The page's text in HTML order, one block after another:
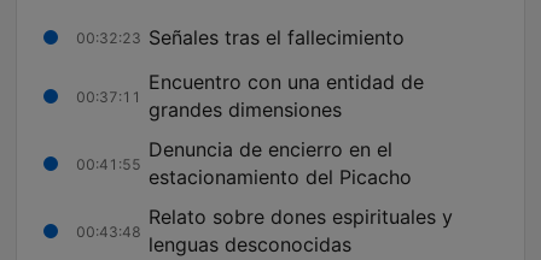
00:32:23 Señales tras el fallecimiento
00:37:11
Encuentro con una entidad de
grandes dimensiones
00:41:55
Denuncia de encierro en el
estacionamiento del Picacho
00:43:48
Relato sobre dones espirituales y
lenguas desconocidas